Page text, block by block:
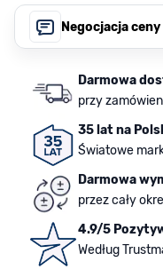
Negocjacja ceny
Darmowa
przy
35 lat na
Światowe
Darmowa
przez cały
4.9/5
Według